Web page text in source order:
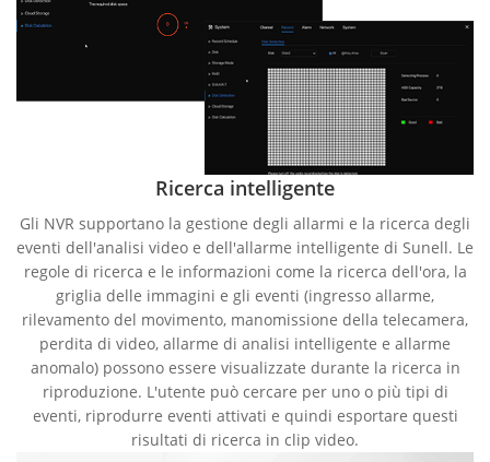
Ricerca intelligente
Gli NVR supportano la gestione degli allarmi e la ricerca degli
eventi dell'analisi video e dell'allarme intelligente di Sunell. Le
regole di ricerca e le informazioni come la ricerca dell'ora, la
griglia delle immagini e gli eventi (ingresso allarme,
rilevamento del movimento, manomissione della telecamera,
perdita di video, allarme di analisi intelligente e allarme
anomalo) possono essere visualizzate durante la ricerca in
riproduzione. L'utente può cercare per uno o più tipi di
eventi, riprodurre eventi attivati e quindi esportare questi
risultati di ricerca in clip video.